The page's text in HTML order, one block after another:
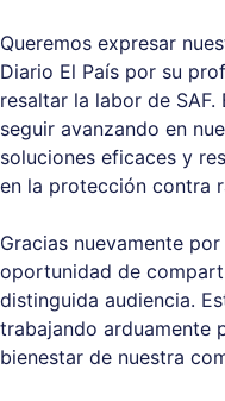
Queremos expresar
Diario El País por su
resaltar la labor de
seguir avanzando en
soluciones eficaces y
en la protección contra
Gracias nuevamente
oportunidad de
distinguida audiencia.
trabajando arduamente
bienestar de nuestra